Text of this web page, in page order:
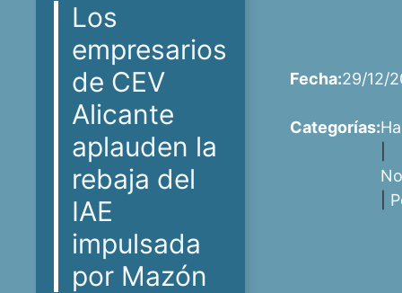
Los
empresarios
de CEV
Alicante
aplauden la
rebaja del
IAE
impulsada
por Mazón
Fecha:29/12/
Categorías: